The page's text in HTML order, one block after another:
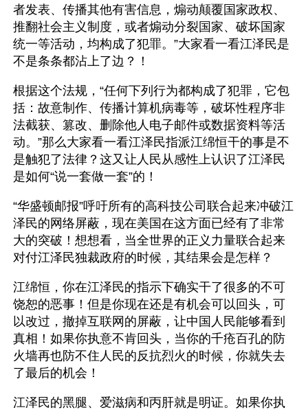
者发表、传播其他有害信息，煽动颠覆国家政权、
推翻社会主义制度，或者煽动分裂国家、破坏国家
统一等活动，均构成了犯罪。”大家看一看江泽民是
不是条条都沾上了边？！
根据这个法规，“任何下列行为都构成了犯罪，它包
括：故意制作、传播计算机病毒等，破坏性程序非
法截获、篡改、删除他人电子邮件或数据资料等活
动。”那么大家看一看江泽民指派江绵恒干的事是不
是触犯了法律？这又让人民从感性上认识了江泽民
是如何“说一套做一套”的！
“华盛顿邮报”呼吁所有的高科技公司联合起来冲破江
泽民的网络屏蔽，现在美国在这方面已经有了非常
大的突破！想想看，当全世界的正义力量联合起来
对付江泽民独裁政府的时候，其结果会是怎样？
江绵恒，你在江泽民的指示下确实干了很多的不可
饶恕的恶事！但是你现在还是有机会可以回头，可
以改过，撤掉互联网的屏蔽，让中国人民能够看到
真相！如果你执意不肯回头，当你的千疮百孔的防
火墙再也防不住人民的反抗烈火的时候，你就失去
了最后的机会！
江泽民的黑腿、爱滋病和丙肝就是明证。如果你执